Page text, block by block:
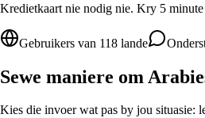
Kredietkaart nie nodig nie. Kry 5 minute
Gebruikers van 118 lande
Sewe maniere om
Kies die invoer wat pas by jou situasie: